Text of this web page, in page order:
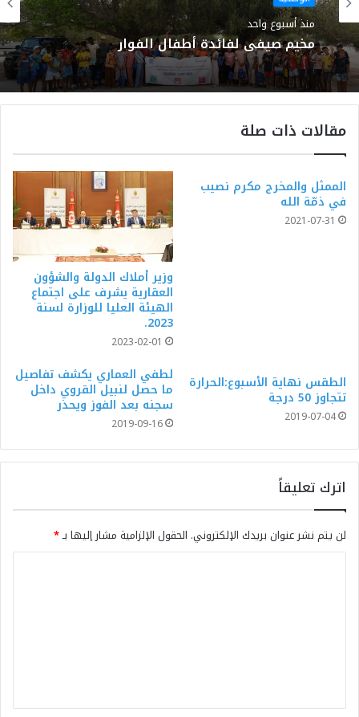
منذ أسبوع واحد
مخيم صيفي لفائدة أطفال الفوار
مقالات ذات صلة
الممثل والمخرج مكرم نصيب
في ذمّة الله
2021-07-31
وزير أملاك الدولة والشؤون
العقارية يشرف على اجتماع
الهيئة العليا للوزارة لسنة
2023.
2023-02-01
الطقس نهاية الأسبوع:الحرارة
تتجاوز 50 درجة
2019-07-04
لطفي العماري يكشف تفاصيل
ما حصل لنبيل القروي داخل
سجنه بعد الفوز ويحذر
2019-09-16
اترك تعليقاً
لن يتم نشر عنوان بريدك الإلكتروني. الحقول الإلزامية مشار إليها بـ*